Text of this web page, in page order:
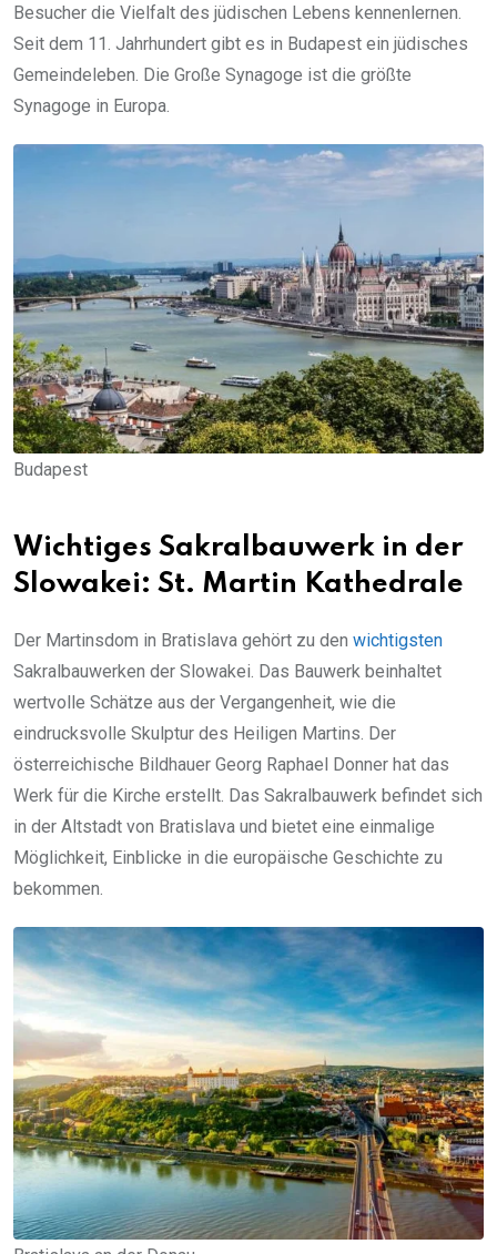
Besucher die Vielfalt des jüdischen Lebens kennenlernen.
Seit dem 11. Jahrhundert gibt es in Budapest ein jüdisches
Gemeindeleben. Die Große Synagoge ist die größte
Synagoge in Europa.
Budapest
Wichtiges Sakralbauwerk in der
Slowakei: St. Martin Kathedrale
Der Martinsdom in Bratislava gehört zu den wichtigsten
Sakralbauwerken der Slowakei. Das Bauwerk beinhaltet
wertvolle Schätze aus der Vergangenheit, wie die
eindrucksvolle Skulptur des Heiligen Martins. Der
österreichische Bildhauer Georg Raphael Donner hat das
Werk für die Kirche erstellt. Das Sakralbauwerk befindet sich
in der Altstadt von Bratislava und bietet eine einmalige
Möglichkeit, Einblicke in die europäische Geschichte zu
bekommen.